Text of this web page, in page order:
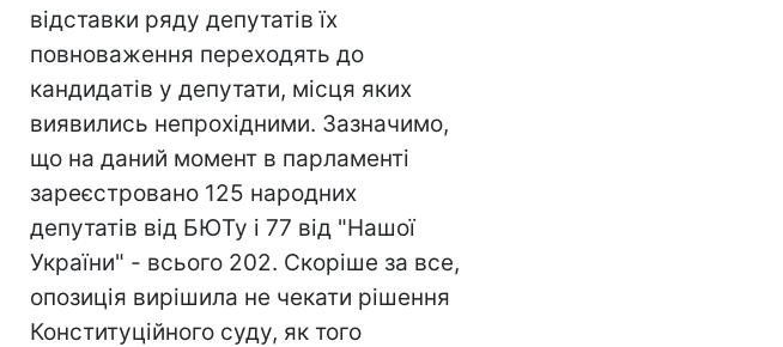
відставки ряду депутатів їх
повноваження переходять до
кандидатів у депутати, місця яких
виявились непрохідними. Зазначимо,
що на даний момент в парламенті
зареєстровано 125 народних
депутатів від БЮТу і 77 від "Нашої
України" - всього 202. Скоріше за все,
опозиція вирішила не чекати рішення
Конституційного суду, як того